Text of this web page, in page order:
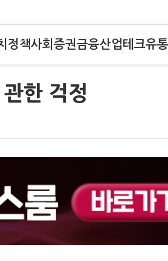
정책사회 증권금융산업테크유통
한 걱정